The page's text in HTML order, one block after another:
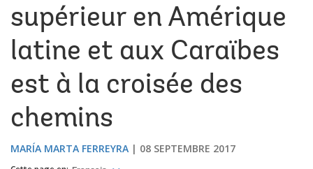
supérieur en Amérique
latine et aux Caraïbes
est à la croisée des
chemins
MARÍA MARTA FERREYRA 08 SEPTEMBRE 2017